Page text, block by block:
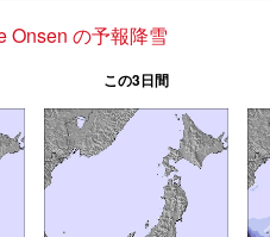
Onsen の予報降雪
この3日間